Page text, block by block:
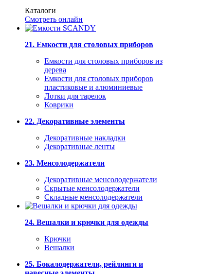
Каталоги
Смотреть онлайн
21. Емкости для столовых приборов
Емкости для столовых приборов из
дерева
Емкости для столовых приборов
пластиковые и алюминиевые
Лотки для тарелок
Коврики
22. Декоративные элементы
Декоративные накладки
Декоративные ленты
23. Менсолодержатели
Декоративные менсолодержатели
Скрытые менсолодержатели
Складные менсолодержатели
24. Вешалки и крючки для одежды
Крючки
Вешалки
25. Бокалодержатели, рейлинги и